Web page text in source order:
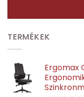
TERMÉKEK
Ergomax